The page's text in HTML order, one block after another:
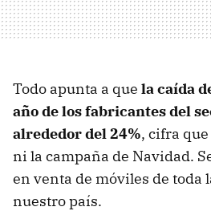
Todo apunta a que la caída
año de los fabricantes del
alrededor del 24%, cifra
ni la campaña de Navidad.
en venta de móviles de toda
nuestro país.